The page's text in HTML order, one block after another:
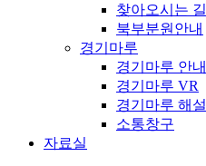
찾아오시는 길
북부분원안내
경기마루
경기마루 안내
경기마루 VR
경기마루 해설
소통창구
자료실